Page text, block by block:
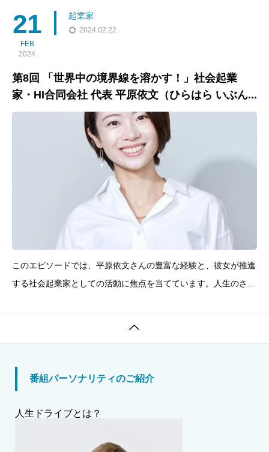
つかの重要なターニングポイントと困難を乗り
21
FEB
2024
起業家
2024.02.22
第8回 「世界中の境界線を溶かす！」社会起業
家・HI合同会社 代表 平原依文（ひらはら いぶん...
このエピソードでは、平原依文さんの豊富な経験と、彼女が推進
する社会起業家としての活動に焦点を当てています。人生のさま

番組パーソナリティのご紹介
人生ドライブとは？